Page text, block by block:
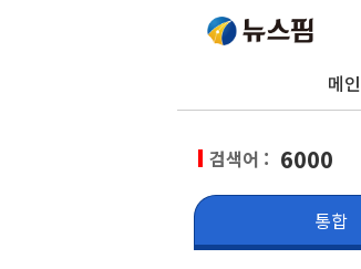
메인
검색어 : 6000
통합